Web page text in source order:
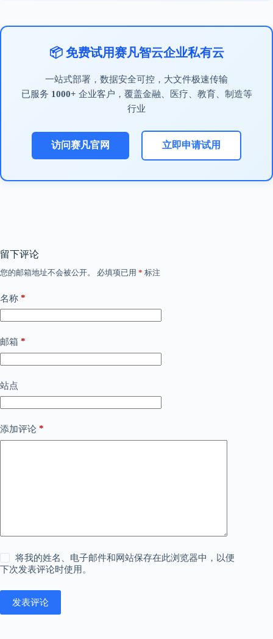
📦 免费试用赛凡智云企业私有云
一站式部署，数据安全可控，大文件极速传输
已服务 1000+ 企业客户，覆盖金融、医疗、教育、制造等
行业
访问赛凡官网 立即申请试用
留下评论
您的邮箱地址不会被公开。 必填项已用 * 标注
名称 *
邮箱 *
站点
添加评论 *
将我的姓名、电子邮件和网站保存在此浏览器中，以便
下次发表评论时使用。
发表评论